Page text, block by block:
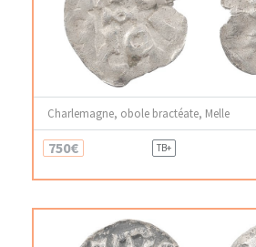
Charlemagne, obole bractéate, Melle
750€ TB+